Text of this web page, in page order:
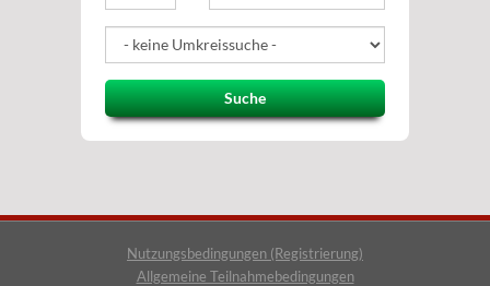
Suche
Nutzungsbedingungen (Registrierung)
Allgemeine Teilnahmebedingungen